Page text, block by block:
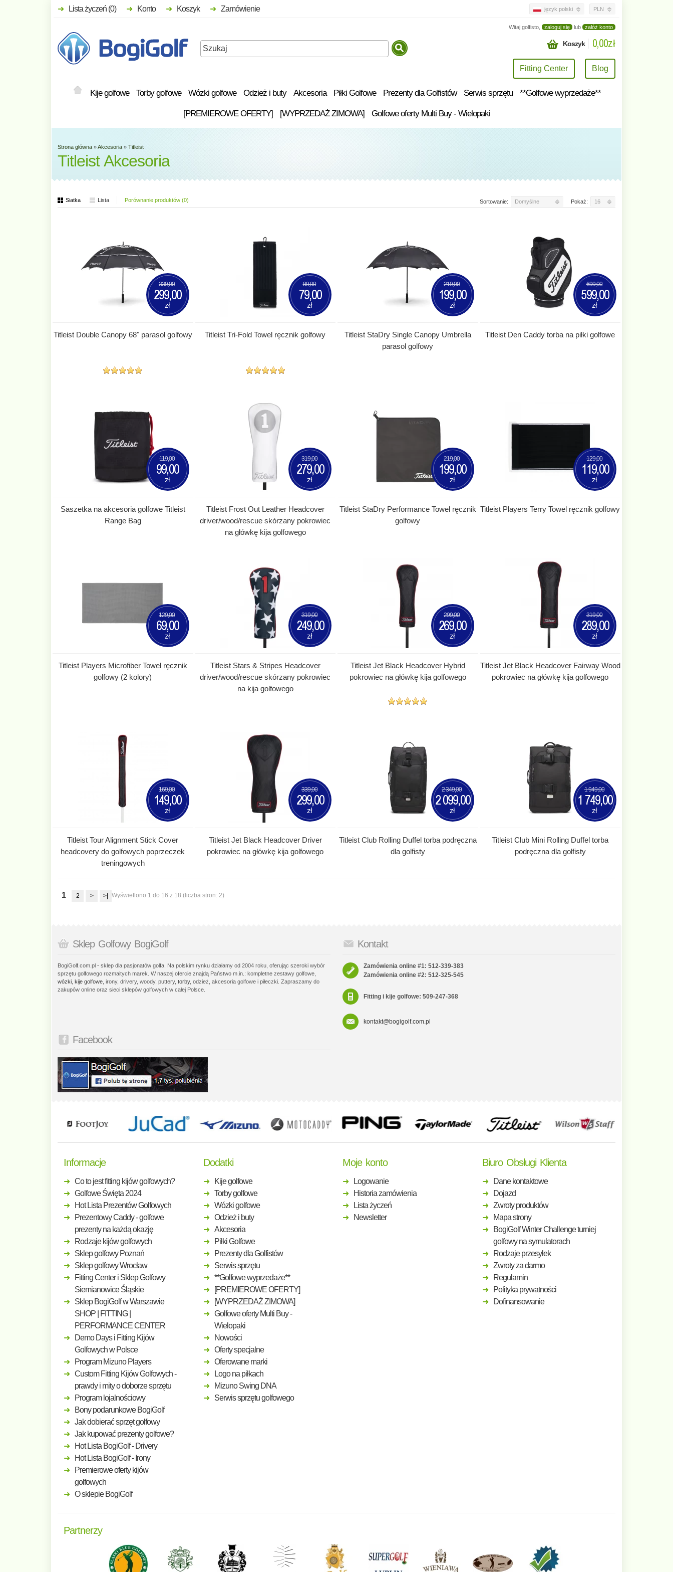
Witaj golfisto, zaloguj się lub załóż konto
Koszyk 0,00zł
Fitting Center Blog
Kije golfowe Torby golfowe Wózki golfowe Odzież i buty Akcesoria Piłki Golfowe Prezenty dla Golfistów Serwis sprzętu **Golfowe wyprzedaże**
[PREMIEROWE OFERTY] [WYPRZEDAŻ ZIMOWA] Golfowe oferty Multi Buy - Wielopaki
Lista życzeń (0) Konto Koszyk Zamówienie język polski PLN
Strona główna »Akcesoria » Titleist
Titleist Akcesoria
Sortowanie: Domyślne Pokaż: 16
Siatka Lista Porównanie produktów (0)
Titleist Double Canopy 68" parasol golfowy
339,00
299,00
zł
Titleist Tri-Fold Towel ręcznik golfowy
89,00
79,00
zł
Titleist StaDry Single Canopy Umbrella
parasol golfowy
219,00
199,00
zł
Titleist Den Caddy torba na piłki golfowe
699,00
599,00
zł
Saszetka na akcesoria golfowe Titleist
Range Bag
119,00
99,00
zł
Titleist Frost Out Leather Headcover
driver/wood/rescue skórzany pokrowiec
na główkę kija golfowego
319,00
279,00
zł
Titleist StaDry Performance Towel ręcznik
golfowy
219,00
199,00
zł
Titleist Players Terry Towel ręcznik golfowy
129,00
119,00
zł
Titleist Players Microfiber Towel ręcznik
golfowy (2 kolory)
129,00
69,00
zł
Titleist Stars & Stripes Headcover
driver/wood/rescue skórzany pokrowiec
na kija golfowego
319,00
249,00
zł
Titleist Jet Black Headcover Hybrid
pokrowiec na główkę kija golfowego
299,00
269,00
zł
Titleist Jet Black Headcover Fairway Wood
pokrowiec na główkę kija golfowego
319,00
289,00
zł
Titleist Tour Alignment Stick Cover
headcovery do golfowych poprzeczek
treningowych
169,00
149,00
zł
Titleist Jet Black Headcover Driver
pokrowiec na główkę kija golfowego
339,00
299,00
zł
Titleist Club Rolling Duffel torba podręczna
dla golfisty
2 349,00
2 099,00
zł
Titleist Club Mini Rolling Duffel torba
podręczna dla golfisty
1 949,00
1 749,00
zł
1 2 > >| Wyświetlono 1 do 16 z 18 (liczba stron: 2)
Sklep Golfowy BogiGolf
BogiGolf.com.pl - sklep dla pasjonatów golfa. Na polskim rynku działamy od 2004 roku, oferując szeroki wybór
sprzętu golfowego rozmaitych marek. W naszej ofercie znajdą Państwo m.in.: kompletne zestawy golfowe,
wózki kije golfowe , irony, drivery, woody, puttery, torby, odzież, akcesoria golfowe i piłeczki. Zapraszamy do
zakupów online oraz sieci sklepów golfowych w całej Polsce.
Kontakt
Zamówienia online #1: 512-339-383
Zamówienia online #2: 512-325-545
Fitting i kije golfowe: 509-247-368
kontakt@bogigolf.com.pl
Facebook
Informacje
Co to jest fitting kijów golfowych?
Golfowe Święta 2024
Hot Lista Prezentów Golfowych
Prezentowy Caddy - golfowe
prezenty na każdą okazję
Rodzaje kijów golfowych
Sklep golfowy Poznań
Sklep golfowy Wrocław
Fitting Center i Sklep Golfowy
Siemianowice Śląskie
Sklep BogiGolf w Warszawie
SHOP | FITTING |
PERFORMANCE CENTER
Demo Days i Fitting Kijów
Golfowych w Polsce
Program Mizuno Players
Custom Fitting Kijów Golfowych -
prawdy i mity o doborze sprzętu
Program lojalnościowy
Bony podarunkowe BogiGolf
Jak dobierać sprzęt golfowy
Jak kupować prezenty golfowe?
Hot Lista BogiGolf - Drivery
Hot Lista BogiGolf - Irony
Premierowe oferty kijów
golfowych
O sklepie BogiGolf
Dodatki
Kije golfowe
Torby golfowe
Wózki golfowe
Odzież i buty
Akcesoria
Piłki Golfowe
Prezenty dla Golfistów
Serwis sprzętu
**Golfowe wyprzedaże**
[PREMIEROWE OFERTY]
[WYPRZEDAŻ ZIMOWA]
Golfowe oferty Multi Buy -
Wielopaki
Nowości
Oferty specjalne
Oferowane marki
Logo na piłkach
Mizuno Swing DNA
Serwis sprzętu golfowego
Moje konto
Logowanie
Historia zamówienia
Lista życzeń
Newsletter
Biuro Obsługi Klienta
Dane kontaktowe
Dojazd
Zwroty produktów
Mapa strony
BogiGolf Winter Challenge turniej
golfowy na symulatorach
Rodzaje przesyłek
Zwroty za darmo
Regulamin
Polityka prywatności
Dofinansowanie
Partnerzy